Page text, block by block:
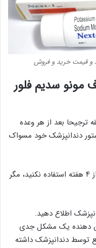
و قیمت خرید و فروش
سدیم فلور
ترجیحا بعد از هر وعده
دندانپزشک خود مسواک
از مونوفلوروفسفات سدیم به مدت بیش از ۴ هفته استفاده نکنید، مگر
اطلاع دهید.
دهنده یک مشکل جدی
توسط دندانپزشک داشته